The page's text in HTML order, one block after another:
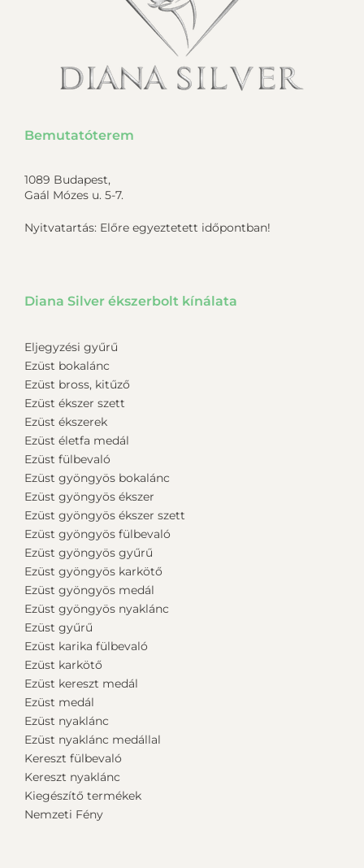
Bemutatóterem
1089 Budapest,
Gaál Mózes u. 5-7.
Nyitvatartás: Előre egyeztetett időpontban!
Diana Silver ékszerbolt kínálata
Eljegyzési gyűrű
Ezüst bokalánc
Ezüst bross, kitűző
Ezüst ékszer szett
Ezüst ékszerek
Ezüst életfa medál
Ezüst fülbevaló
Ezüst gyöngyös bokalánc
Ezüst gyöngyös ékszer
Ezüst gyöngyös ékszer szett
Ezüst gyöngyös fülbevaló
Ezüst gyöngyös gyűrű
Ezüst gyöngyös karkötő
Ezüst gyöngyös medál
Ezüst gyöngyös nyaklánc
Ezüst gyűrű
Ezüst karika fülbevaló
Ezüst karkötő
Ezüst kereszt medál
Ezüst medál
Ezüst nyaklánc
Ezüst nyaklánc medállal
Kereszt fülbevaló
Kereszt nyaklánc
Kiegészítő termékek
Nemzeti Fény